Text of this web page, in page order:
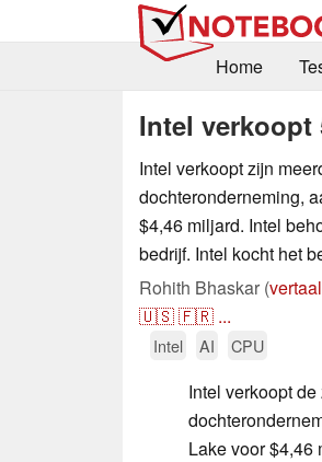
Home
Intel verkoopt
Intel verkoopt zijn
dochteronderneming,
$4,46 miljard. Intel
bedrijf. Intel kocht het
Rohith Bhaskar (
🇺🇸🇫🇷 ...
Intel AI CPU
Intel verkoopt
Lake voor $4,46